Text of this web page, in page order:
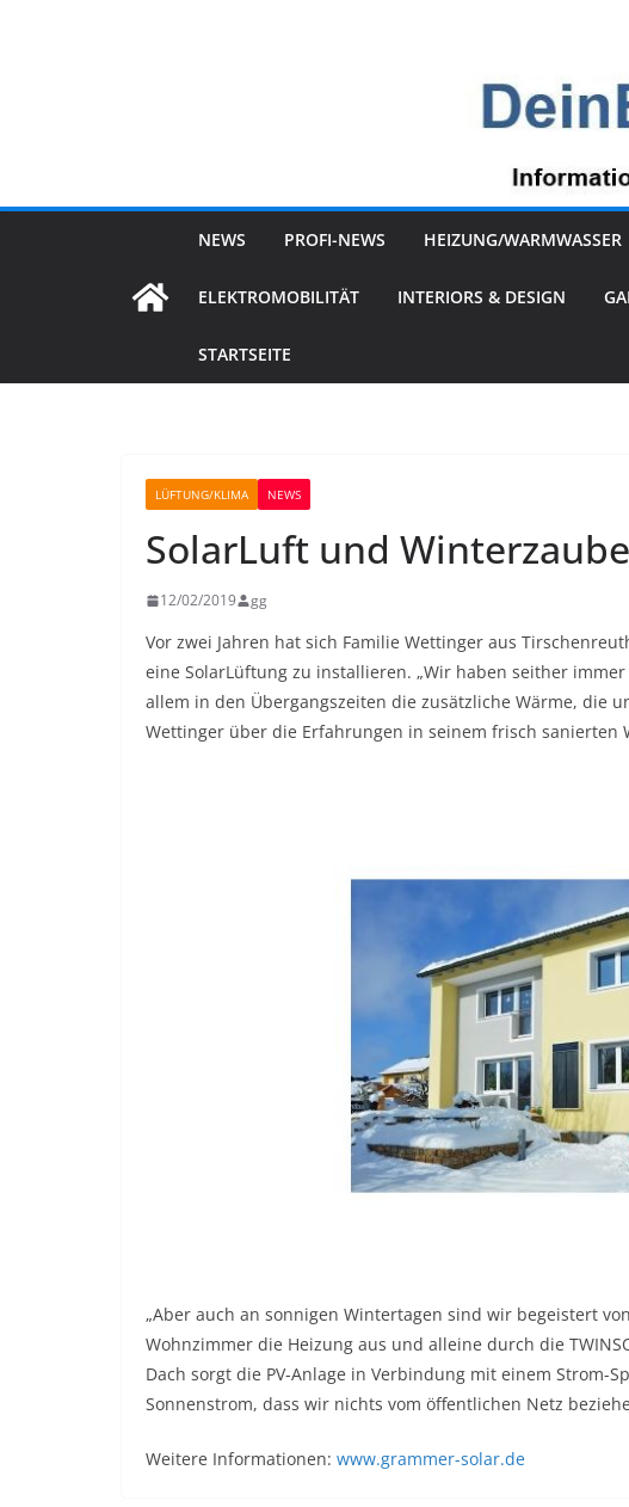
NEWS PROFI-NEWS HEIZUNG/WARMWASSER
ELEKTROMOBILITÄT INTERIORS & DESIGN
STARTSEITE
LÜFTUNG/KLIMA NEWS
SolarLuft und
12/02/2019 gg
Vor zwei Jahren hat sich Familie Wettinger aus
eine SolarLüftung zu installieren. „Wir haben seither
allem in den Übergangszeiten die zusätzliche Wärme, die
Wettinger über die Erfahrungen in seinem frisch sanierten
„Aber auch an sonnigen Wintertagen sind wir begeistert
Wohnzimmer die Heizung aus und alleine durch die
Dach sorgt die PV-Anlage in Verbindung mit einem Strom-
Sonnenstrom, dass wir nichts vom öffentlichen Netz
Weitere Informationen: www.grammer-solar.de